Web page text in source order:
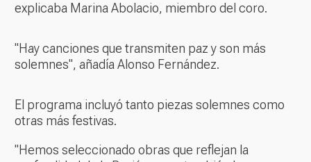
explicaba Marina Abolacio, miembro del coro.
"Hay canciones que transmiten paz y son más
solemnes", añadía Alonso Fernández.
El programa incluyó tanto piezas solemnes como
otras más festivas.
"Hemos seleccionado obras que reflejan la